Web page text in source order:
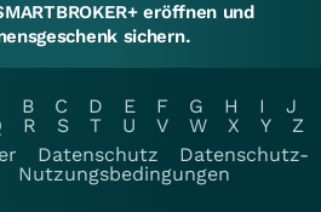
eröffnen und
sichern.
B C D E F G H I
J
R S T U V W X Y
Z
Datenschutz
Datenschutz-
Nutzungsbedingungen